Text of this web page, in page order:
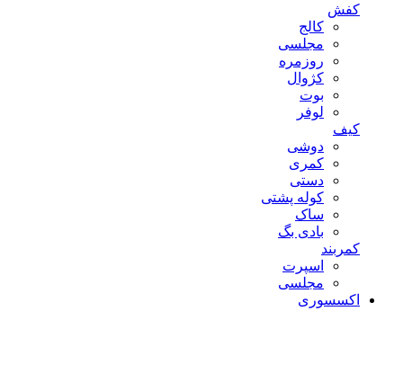
کفش
کالج
مجلسی
روزمره
کژوال
بوت
لوفر
کیف
دوشی
کمری
دستی
کوله پشتی
ساک
بادی بگ
کمربند
اسپرت
مجلسی
اکسسوری